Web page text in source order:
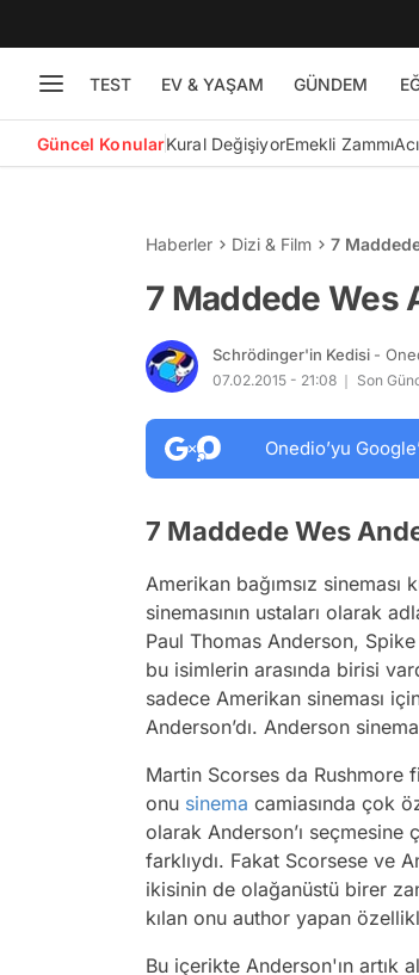
TEST EV & YAŞAM GÜNDEM
Güncel KonularKural DeğişiyorEmekli Zammı
Haberler Dizi & Film 7
7 Maddede Wes
Schrödinger'in Kedisi -
07.02.2015 - 21:08 Son
Onedio’yu
7 Maddede Wes
Amerikan bağımsız sineması
sinemasının ustaları olarak
Paul Thomas Anderson,
bu isimlerin arasında birisi
sadece Amerikan sineması
Anderson’dı. Anderson
Martin Scorses da Rushmore
onu sinema camiasında çok
olarak Anderson’ı seçmesine
farklıydı. Fakat Scorsese ve
ikisinin de olağanüstü birer
kılan onu author yapan
Bu içerikte Anderson'ın artık